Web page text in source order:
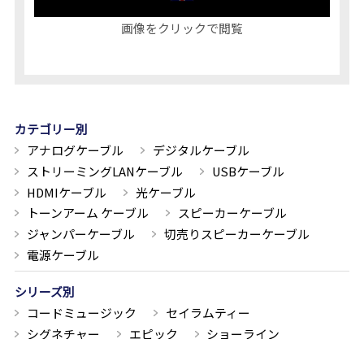
画像をクリックで閲覧
カテゴリー別
アナログケーブル
デジタルケーブル
ストリーミングLANケーブル
USBケーブル
HDMIケーブル
光ケーブル
トーンアーム ケーブル
スピーカーケーブル
ジャンパーケーブル
切売りスピーカーケーブル
電源ケーブル
シリーズ別
コードミュージック
セイラムティー
シグネチャー
エピック
ショーライン